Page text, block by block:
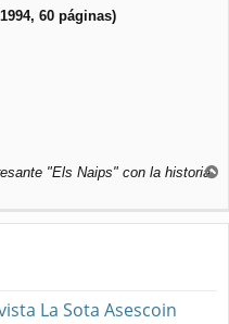
60 páginas)
"Els Naips" con la historia
i
La Sota Asescoin